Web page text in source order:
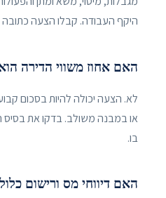
היקף העבודה. קבלו הצעה
האם אחוז משווי הדירה
לא. הצעה יכולה להיות בסכום
או במבנה משולב. בדקו את בסיס
בו.
האם דיווחי מס ורישום